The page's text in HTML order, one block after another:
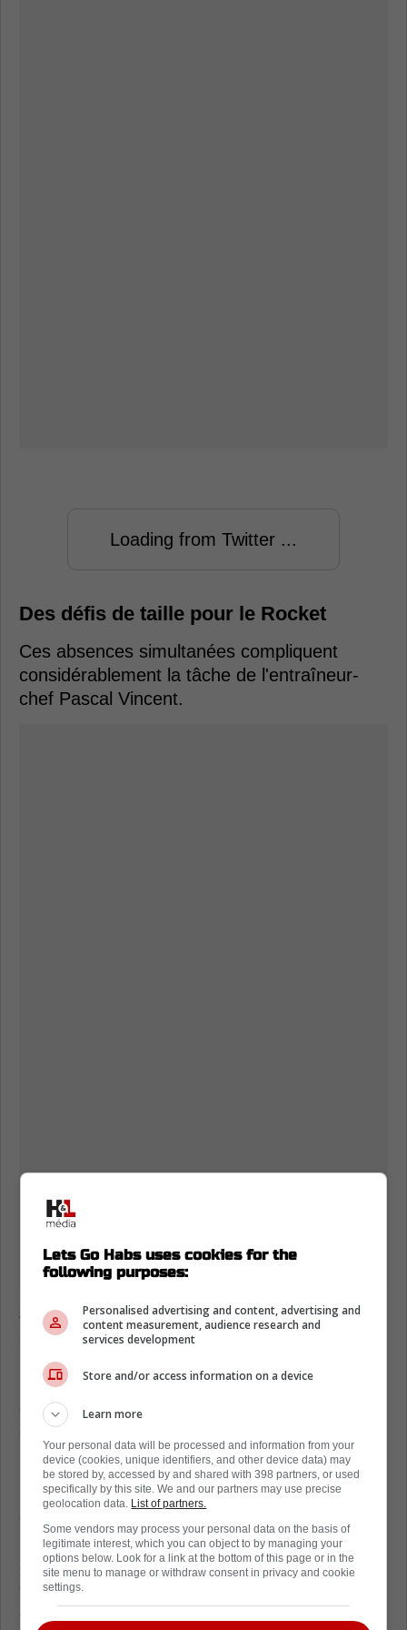
Loading from Twitter ...
Des défis de taille pour le Rocket
Ces absences simultanées compliquent
considérablement la tâche de l'entraîneur-
chef Pascal Vincent.
Joshua Roy, meilleur pointeur de l'équipe
avec 14 buts et 27 points en seulement 33
matchs, était l'homme de confiance à
l'attaque. Sa contribution offensive sera
difficile à remplacer, surtout dans une équipe
qui peine parfois à générer des buts dans les
moments critiques.
Quant à William Trudeau, son rôle défensif
points en 37 rencontres, il n'était pas
seulement un défenseur fiable, mais
également un joueur clé dans les situations
stratégiques, notamment en infériorité
Lets Go Habs uses cookies for the
following purposes:
Personalised advertising and content, advertising and
content measurement, audience research and
services development
Store and/or access information on a device
Learn more
Your personal data will be processed and information from your
device (cookies, unique identifiers, and other device data) may
be stored by, accessed by and shared with 398 partners, or used
specifically by this site. We and our partners may use precise
geolocation data. List of partners.
Some vendors may process your personal data on the basis of
legitimate interest, which you can object to by managing your
options below. Look for a link at the bottom of this page or in the
site menu to manage or withdraw consent in privacy and cookie
settings.